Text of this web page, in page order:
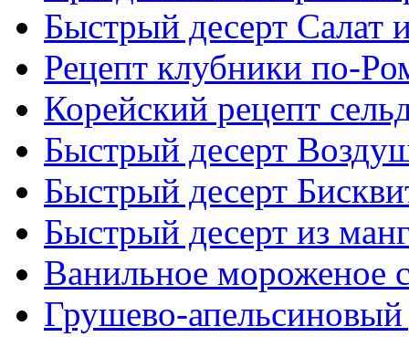
Быстрый десерт Салат
Рецепт клубники по-
Корейский рецепт
Быстрый десерт
Быстрый десерт
Быстрый десерт из
Ванильное мороженое
Грушево-апельсиновый